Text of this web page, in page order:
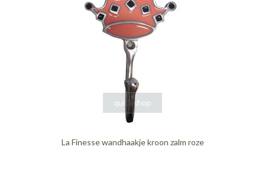
quickshop
La Finesse wandhaakje kroon zalm roze